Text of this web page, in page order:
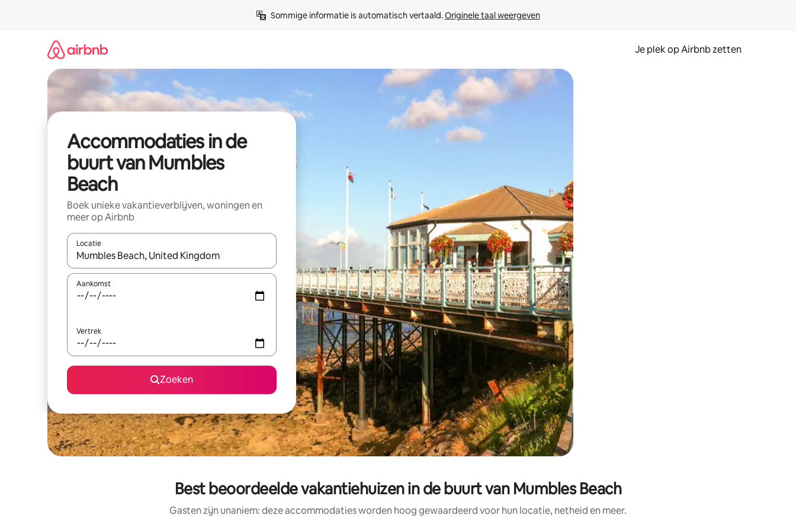
Sommige informatie is automatisch vertaald. Originele taal weergeven
Je plek op Airbnb zetten
Accommodaties in de
buurt van Mumbles
Beach
Boek unieke vakantieverblijven, woningen en
meer op Airbnb
Locatie
Wanneer er resultaten beschikbaar zijn, maak je een keuze met je de pijltjestoetsen omhoog en omlaag, óf door te tikken of swipen.
Aankomst
Vertrek
Zoeken
Best beoordeelde vakantiehuizen in de buurt van Mumbles Beach
Gasten zijn unaniem: deze accommodaties worden hoog gewaardeerd voor hun locatie, netheid en meer.